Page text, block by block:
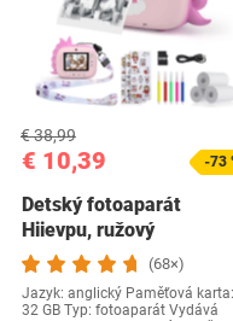
€ 10,39
€ 38,99
-73
Detský fotoaparát
Hiievpu, ružový
(68×)
Jazyk: anglický Paměťová karta:
32 GB Typ: fotoaparát Vydává